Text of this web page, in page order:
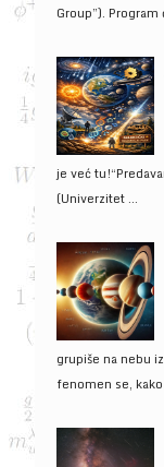
Group”). Program
je već
(Univerzitet ...
grupiše na nebu
fenomen se,